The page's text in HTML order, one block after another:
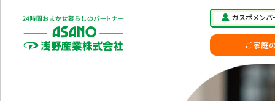
ガスポメンバ
ご家庭